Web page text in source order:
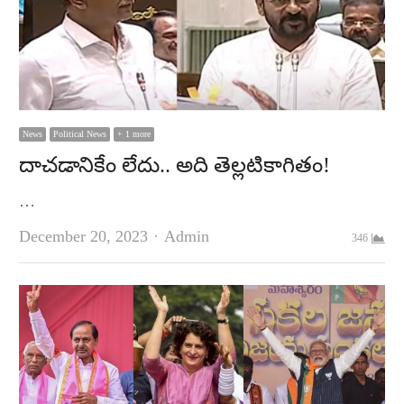
News Political News + 1 more
దాచడానికేం లేదు.. అది తెల్లటికాగితం!
…
December 20, 2023
Author
Admin 346